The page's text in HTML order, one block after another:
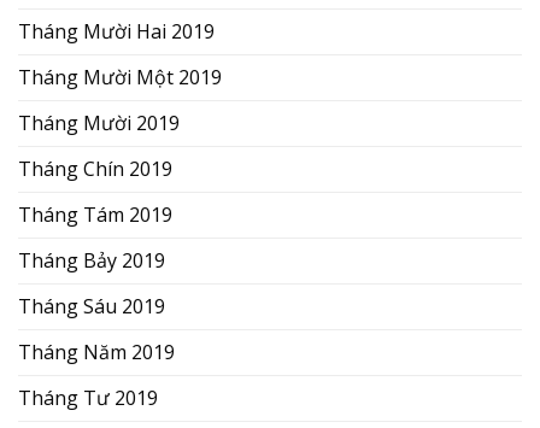
Tháng Mười Hai 2019
Tháng Mười Một 2019
Tháng Mười 2019
Tháng Chín 2019
Tháng Tám 2019
Tháng Bảy 2019
Tháng Sáu 2019
Tháng Năm 2019
Tháng Tư 2019